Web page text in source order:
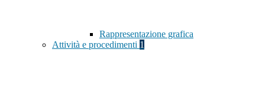
Rappresentazione grafica
Attività e procedimenti 1